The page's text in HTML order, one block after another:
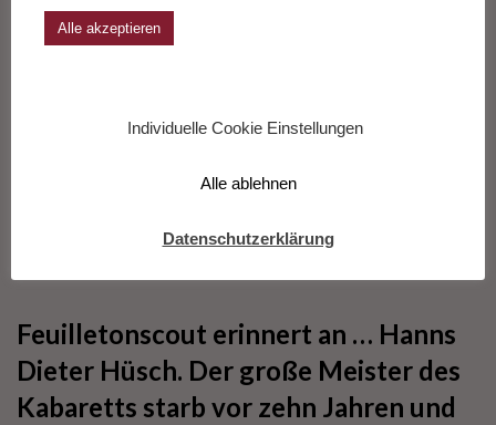
Feuilletonscout erinnert an … Hanns
Dieter Hüsch. Der große Meister des
Kabaretts starb vor zehn Jahren und
Alle akzeptieren
Individuelle Cookie Einstellungen
Alle ablehnen
Datenschutzerklärung